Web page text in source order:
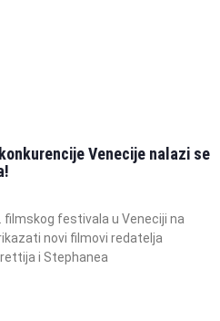
Venecije nalazi se
filmskog festivala u Veneciji na
novi filmovi redatelja
i Stephanea